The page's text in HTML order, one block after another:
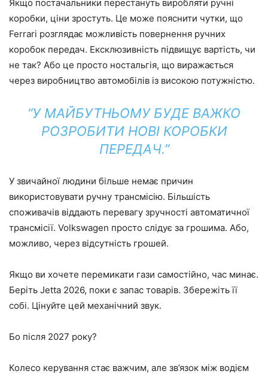
Якщо постачальники перестануть виробляти ручні
коробки, ціни зростуть. Це може пояснити чутки, що
Ferrari розглядає можливість повернення ручних
коробок передач. Ексклюзивність підвищує вартість, чи
не так? Або це просто ностальгія, що виражається
через виробництво автомобілів із високою потужністю.
“У МАЙБУТНЬОМУ БУДЕ ВАЖКО
РОЗРОБИТИ НОВІ КОРОБКИ
ПЕРЕДАЧ.”
У звичайної людини більше немає причин
використовувати ручну трансмісію. Більшість
споживачів віддають перевагу зручності автоматичної
трансмісії. Volkswagen просто слідує за грошима. Або,
можливо, через відсутність грошей.
Якщо ви хочете перемикати гази самостійно, час минає.
Беріть Jetta 2026, поки є запас товарів. Збережіть її
собі. Цінуйте цей механічний звук.
Бо після 2027 року?
Колесо керування стає важчим, але зв’язок між водієм